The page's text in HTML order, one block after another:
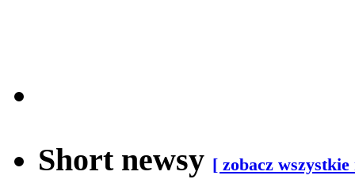
Short newsy [ zobacz wszystkie